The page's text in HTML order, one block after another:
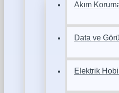
Akım
Data ve
Elektrik